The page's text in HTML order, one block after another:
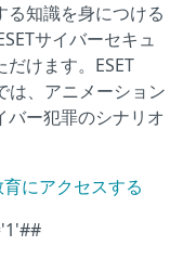
る知識を身につける
サイバーセキュ
けます。ESET
、アニメーション
ー犯罪のシナリオ
にアクセスする